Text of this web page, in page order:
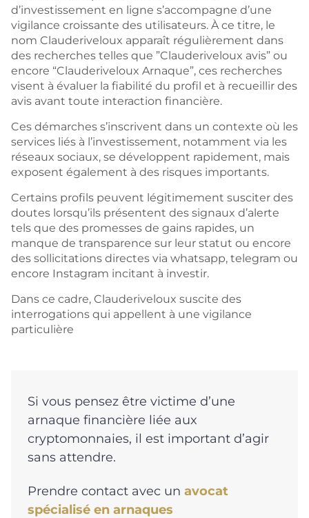
d’investissement en ligne s’accompagne d’une
vigilance croissante des utilisateurs. À ce titre, le
nom Clauderiveloux apparaît régulièrement dans
des recherches telles que ”Clauderiveloux avis” ou
encore “Clauderiveloux Arnaque”, ces recherches
visent à évaluer la fiabilité du profil et à recueillir des
avis avant toute interaction financière.
Ces démarches s’inscrivent dans un contexte où les
services liés à l’investissement, notamment via les
réseaux sociaux, se développent rapidement, mais
exposent également à des risques importants.
Certains profils peuvent légitimement susciter des
doutes lorsqu’ils présentent des signaux d’alerte
tels que des promesses de gains rapides, un
manque de transparence sur leur statut ou encore
des sollicitations directes via whatsapp, telegram ou
encore Instagram incitant à investir.
Dans ce cadre, Clauderiveloux suscite des
interrogations qui appellent à une vigilance
particulière
Si vous pensez être victime d’une
arnaque financière liée aux
cryptomonnaies, il est important d’agir
sans attendre.
Prendre contact avec un avocat
spécialisé en arnaques